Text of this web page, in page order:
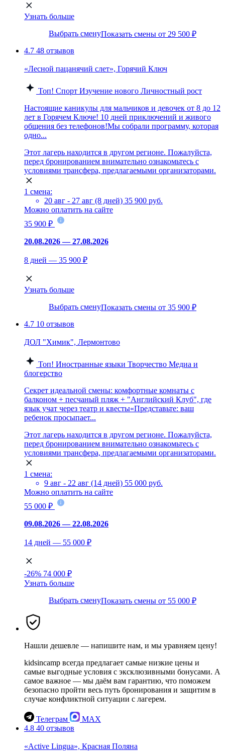
Узнать больше
Выбрать сменуПоказать смены от 29 500 ₽
4.7 48 отзывов
«Лесной пацанячий слет», Горячий Ключ
Топ! Спорт Изучение нового Личностный рост
Настоящие каникулы для мальчиков и девочек от 8 до 12
лет в Горячем Ключе! 10 дней приключений и живого
общения без телефонов!Мы собрали программу, которая
одно...
Этот лагерь находится в другом регионе. Пожалуйста,
перед бронированием внимательно ознакомьтесь с
условиями трансфера, предлагаемыми организаторами.
1 смена:
20 авг - 27 авг (8 дней) 35 900 руб.
Можно оплатить на сайте
35 900 ₽
20.08.2026 — 27.08.2026
8 дней — 35 900 ₽
Узнать больше
Выбрать сменуПоказать смены от 35 900 ₽
4.7 10 отзывов
ДОЛ "Химик", Лермонтово
Топ! Иностранные языки Творчество Медиа и
блогерство
Секрет идеальной смены: комфортные комнаты с
балконом + песчаный пляж + "Английский Клуб", где
язык учат через театр и квесты«Представьте: ваш
ребенок просыпает...
Этот лагерь находится в другом регионе. Пожалуйста,
перед бронированием внимательно ознакомьтесь с
условиями трансфера, предлагаемыми организаторами.
1 смена:
9 авг - 22 авг (14 дней) 55 000 руб.
Можно оплатить на сайте
55 000 ₽
09.08.2026 — 22.08.2026
14 дней — 55 000 ₽
-26% 74 000 ₽
Узнать больше
Выбрать сменуПоказать смены от 55 000 ₽
Нашли дешевле — напишите нам, и мы уравняем цену!
kidsincamp всегда предлагает самые низкие цены и
самые выгодные условия с эксклюзивными бонусами. А
самое важное — мы даём вам гарантию, что поможем
безопасно пройти весь путь бронирования и защитим в
случае конфликтной ситуации с лагерем.
Телеграм
MAX
4.8 40 отзывов
«Active Lingua», Красная Поляна